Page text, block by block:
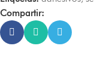
Compartir: